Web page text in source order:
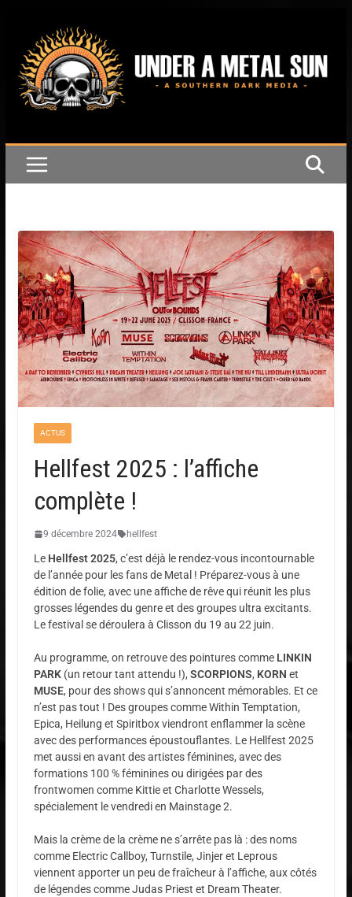
ACTUS
Hellfest 2025 : l’affiche
complète !
9 décembre 2024 hellfest
Le Hellfest 2025, c’est déjà le rendez-vous incontournable
de l’année pour les fans de Metal ! Préparez-vous à une
édition de folie, avec une affiche de rêve qui réunit les plus
grosses légendes du genre et des groupes ultra excitants.
Le festival se déroulera à Clisson du 19 au 22 juin.
Au programme, on retrouve des pointures comme LINKIN
PARK(un retour tant attendu !), SCORPIONS, KORN et
MUSE, pour des shows qui s’annoncent mémorables. Et ce
n’est pas tout ! Des groupes comme Within Temptation,
Epica, Heilung et Spiritbox viendront enflammer la scène
avec des performances époustouflantes. Le Hellfest 2025
met aussi en avant des artistes féminines, avec des
formations 100 % féminines ou dirigées par des
frontwomen comme Kittie et Charlotte Wessels,
spécialement le vendredi en Mainstage 2.
Mais la crème de la crème ne s’arrête pas là : des noms
comme Electric Callboy, Turnstile, Jinjer et Leprous
viennent apporter un peu de fraîcheur à l’affiche, aux côtés
de légendes comme Judas Priest et Dream Theater.